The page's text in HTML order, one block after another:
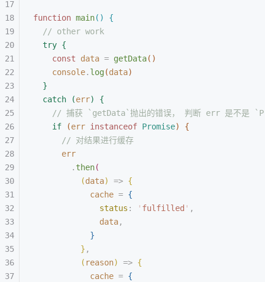
function main( )
{
// other work
try {
const data = getData( )
console. log(data)
}
catch
(err)
{
// 捕获 `getData`抛出的错误， 判断 err 是不是
if
(err instanceof Promise)
{
// 对结果进行缓存
err
. then(
(data) => {
cache = {
status : ' fulfilled ' ,
data,
}
} ,
( reason) => {
cache = {